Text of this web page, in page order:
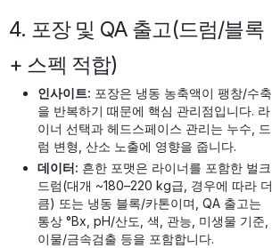
4. 포장 및 QA 출고(드럼/블록
+ 스펙 적합)
인사이트: 포장은 냉동 농축액이 팽창/수축
을 반복하기 때문에 핵심 관리점입니다. 라
이너 선택과 헤드스페이스 관리는 누수, 드
럼 변형, 산소 노출에 영향을 줍니다.
데이터: 흔한 포맷은 라이너를 포함한 벌크
드럼(대개 ~180–220 kg급, 경우에 따라 더
큼) 또는 냉동 블록/카톤이며, QA 출고는
통상 °Bx, pH/산도, 색, 관능, 미생물 기준,
이물/금속검출 등을 포함합니다.